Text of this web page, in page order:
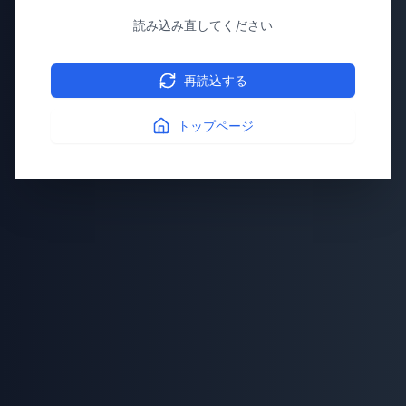
読み込み直してください
再読込する
トップページ